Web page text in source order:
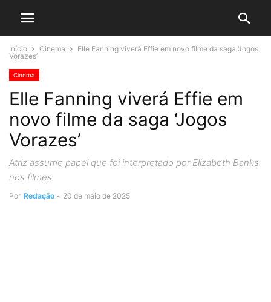
Início Cinema
Elle Fanning viverá Effie em novo filme da saga ‘Jogos
Vorazes’
Cinema
Elle Fanning viverá Effie em
novo filme da saga ‘Jogos
Vorazes’
Atriz assume papel que foi interpretado por Elizabeth Banks
nos filmes
Por Redação - 20 de maio de 2025